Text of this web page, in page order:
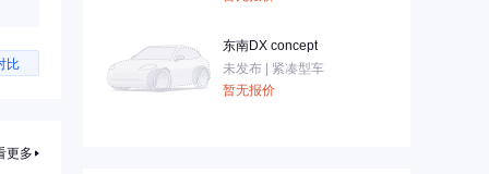
比
更多
东南DX concept
未发布 | 紧凑型车
暂无报价